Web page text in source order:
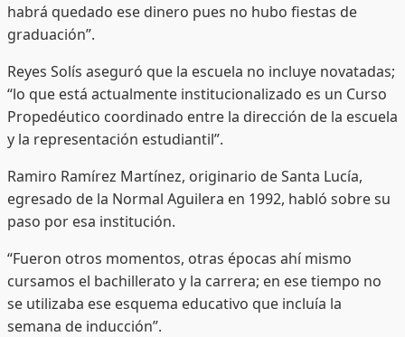
habrá quedado ese dinero pues no hubo fiestas de
graduación”.
Reyes Solís aseguró que la escuela no incluye novatadas;
“lo que está actualmente institucionalizado es un Curso
Propedéutico coordinado entre la dirección de la escuela
y la representación estudiantil”.
Ramiro Ramírez Martínez, originario de Santa Lucía,
egresado de la Normal Aguilera en 1992, habló sobre su
paso por esa institución.
“Fueron otros momentos, otras épocas ahí mismo
cursamos el bachillerato y la carrera; en ese tiempo no
se utilizaba ese esquema educativo que incluía la
semana de inducción”.